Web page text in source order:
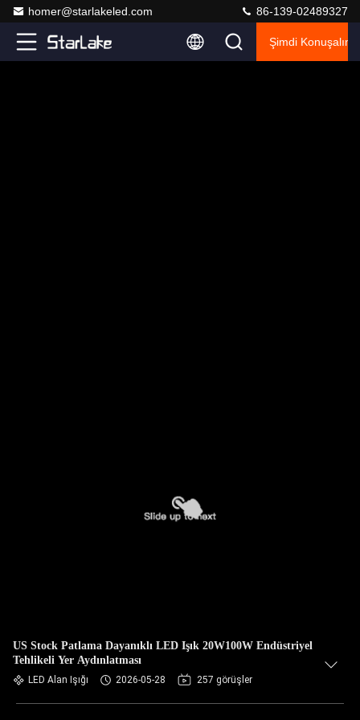
homer@starlakeled.com 86-139-02489327
Şimdi Konuşalım.
US Stock Patlama Dayanıklı LED Işık 20W100W Endüstriyel
Tehlikeli Yer Aydınlatması
LED Alan Işığı 2026-05-28 257 görüşler